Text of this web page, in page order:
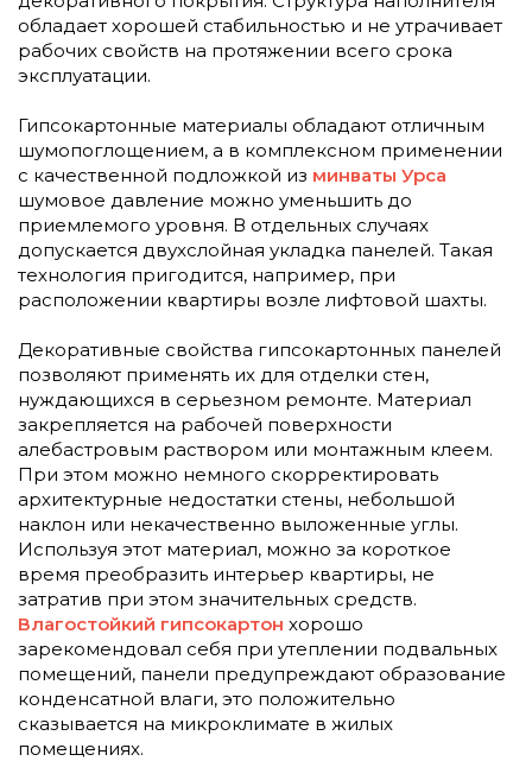
обладает хорошей стабильностью и не утрачивает
рабочих свойств на протяжении всего срока
эксплуатации.
Гипсокартонные материалы обладают отличным
шумопоглощением, а в комплексном применении
с качественной подложкой из минваты Урса
шумовое давление можно уменьшить до
приемлемого уровня. В отдельных случаях
допускается двухслойная укладка панелей. Такая
технология пригодится, например, при
расположении квартиры возле лифтовой шахты.
Декоративные свойства гипсокартонных панелей
позволяют применять их для отделки стен,
нуждающихся в серьезном ремонте. Материал
закрепляется на рабочей поверхности
алебастровым раствором или монтажным клеем.
При этом можно немного скорректировать
архитектурные недостатки стены, небольшой
наклон или некачественно выложенные углы.
Используя этот материал, можно за короткое
время преобразить интерьер квартиры, не
затратив при этом значительных средств.
Влагостойкий гипсокартон хорошо
зарекомендовал себя при утеплении подвальных
помещений, панели предупреждают образование
конденсатной влаги, это положительно
сказывается на микроклимате в жилых
помещениях.